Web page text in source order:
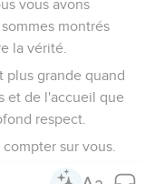
vous avons
montrés
la vérité.
plus grande quand
et de l'accueil que
respect.
sur vous.